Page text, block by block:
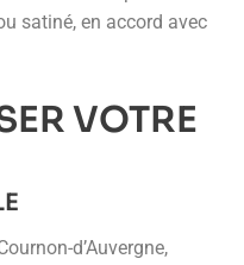
satiné, en accord avec
VOTRE
d’Auvergne,